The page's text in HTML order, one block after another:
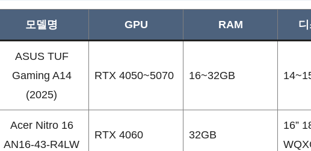
모델명 GPU RAM 디
ASUS TUF
Gaming A14
(2025)
RTX 4050~5070 16~32GB
Acer Nitro 16
AN16-43-R4LW
RTX 4060 32GB
16”